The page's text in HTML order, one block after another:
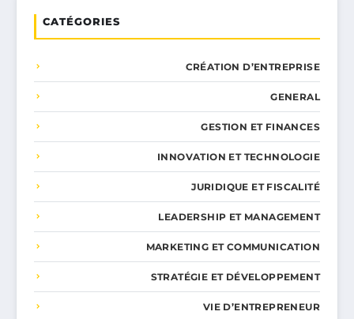
CATÉGORIES
CRÉATION D’ENTREPRISE
GENERAL
GESTION ET FINANCES
INNOVATION ET TECHNOLOGIE
JURIDIQUE ET FISCALITÉ
LEADERSHIP ET MANAGEMENT
MARKETING ET COMMUNICATION
STRATÉGIE ET DÉVELOPPEMENT
VIE D’ENTREPRENEUR